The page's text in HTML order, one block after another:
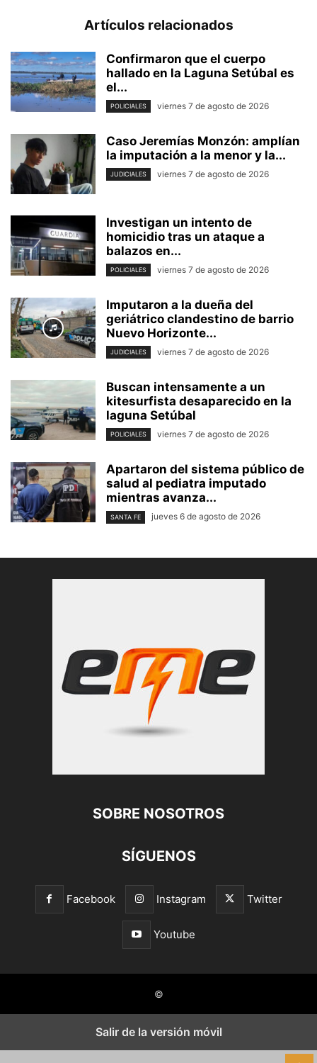
Artículos relacionados
Confirmaron que el cuerpo
hallado en la Laguna Setúbal es
el...
POLICIALES viernes 7 de agosto de 2026
Caso Jeremías Monzón: amplían
la imputación a la menor y la...
JUDICIALES viernes 7 de agosto de 2026
Investigan un intento de
homicidio tras un ataque a
balazos en...
POLICIALES viernes 7 de agosto de 2026
Imputaron a la dueña del
geriátrico clandestino de barrio
Nuevo Horizonte...
JUDICIALES viernes 7 de agosto de 2026
Buscan intensamente a un
kitesurfista desaparecido en la
laguna Setúbal
POLICIALES viernes 7 de agosto de 2026
Apartaron del sistema público de
salud al pediatra imputado
mientras avanza...
SANTA FE jueves 6 de agosto de 2026
SOBRE NOSOTROS
SÍGUENOS
Facebook Instagram Twitter
Youtube
©
Salir de la versión móvil